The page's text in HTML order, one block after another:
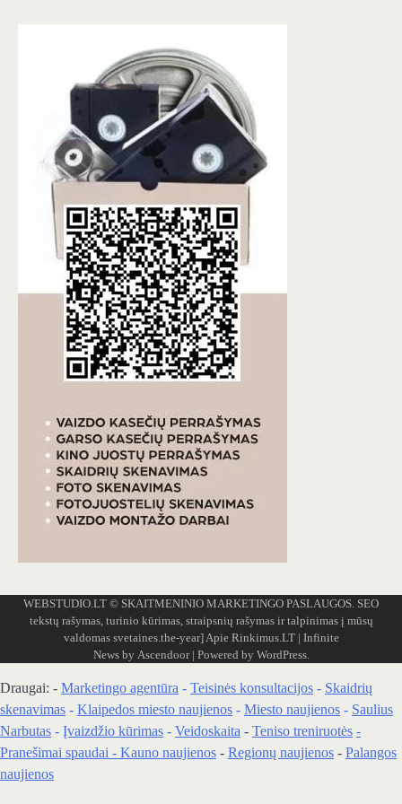
WEBSTUDIO.LT © SKAITMENINIO MARKETINGO PASLAUGOS. SEO
tekstų rašymas, turinio kūrimas, straipsnių rašymas ir talpinimas į mūsų
valdomas svetaines.the-year] Apie Rinkimus.LT| Infinite
News by Ascendoor| Powered by WordPress.
Draugai: - Marketingo agentūra - Teisinės konsultacijos - Skaidrių
skenavimas - Klaipedos miesto naujienos - Miesto naujienos - Saulius
Narbutas - Įvaizdžio kūrimas - Veidoskaita - Teniso treniruotės -
Pranešimai spaudai - Kauno naujienos - Regionų naujienos - Palangos
naujienos